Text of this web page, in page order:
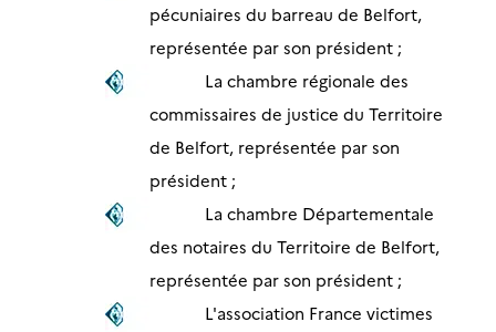
pécuniaires du barreau de Belfort,
représentée par son président ;
La chambre régionale des
commissaires de justice du Territoire
de Belfort, représentée par son
président ;
La chambre Départementale
des notaires du Territoire de Belfort,
représentée par son président ;
L'association France victimes